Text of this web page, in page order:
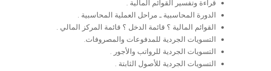
قراءة وتفسير القوائم المالية .
الدورة المحاسبية ـ مراحل العملية المحاسبية .
القوائم المالية ؟ قائمة الدخل ؟ قائمة المركز المالي .
التسويات الجردية للمدفوعات والمصروفات.
التسويات الجردية للرواتب والأجور .
التسويات الجردية للأصول الثابتة .